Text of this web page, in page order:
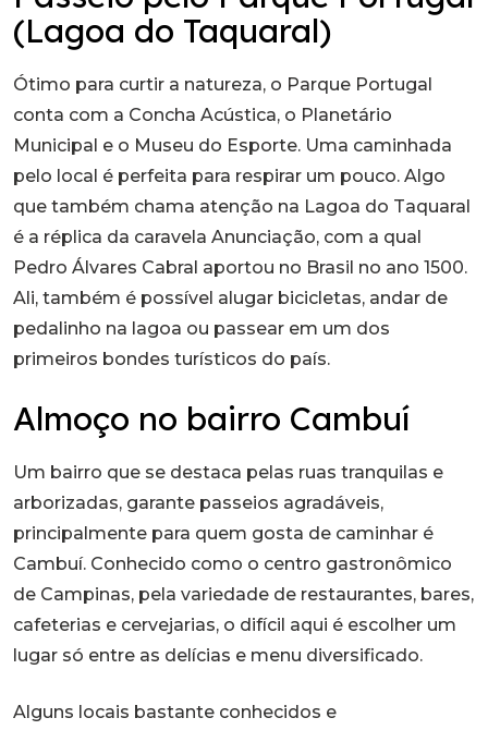
(Lagoa do Taquaral)
Ótimo para curtir a natureza, o Parque Portugal
conta com a Concha Acústica, o Planetário
Municipal e o Museu do Esporte. Uma caminhada
pelo local é perfeita para respirar um pouco. Algo
que também chama atenção na Lagoa do Taquaral
é a réplica da caravela Anunciação, com a qual
Pedro Álvares Cabral aportou no Brasil no ano 1500.
Ali, também é possível alugar bicicletas, andar de
pedalinho na lagoa ou passear em um dos
primeiros bondes turísticos do país.
Almoço no bairro Cambuí
Um bairro que se destaca pelas ruas tranquilas e
arborizadas, garante passeios agradáveis,
principalmente para quem gosta de caminhar é
Cambuí. Conhecido como o centro gastronômico
de Campinas, pela variedade de restaurantes, bares,
cafeterias e cervejarias, o difícil aqui é escolher um
lugar só entre as delícias e menu diversificado.
Alguns locais bastante conhecidos e